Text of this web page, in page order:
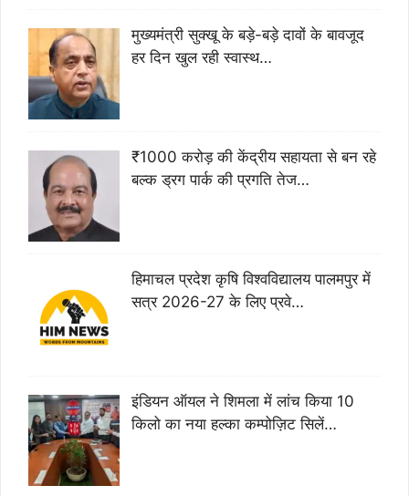
मुख्यमंत्री सुक्खू के बड़े-बड़े दावों के बावजूद
हर दिन खुल रही स्वास्थ…
₹1000 करोड़ की केंद्रीय सहायता से बन रहे
बल्क ड्रग पार्क की प्रगति तेज…
हिमाचल प्रदेश कृषि विश्वविद्यालय पालमपुर में
सत्र 2026-27 के लिए प्रवे…
इंडियन ऑयल ने शिमला में लांच किया 10
किलो का नया हल्का कम्पोज़िट सिलें…